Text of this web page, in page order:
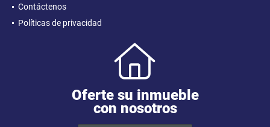
Contáctenos
Políticas de privacidad
Oferte su inmueble
con nosotros